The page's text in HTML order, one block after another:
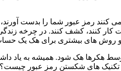
رمز عبور شما را بدست آورند،
کار کنند، کشف کنند. در چرخه
روش های بیشتری برای هک یک
هکرها هک شود. همیشه به یاد
شکستن رمز عبور چیست؟ همه